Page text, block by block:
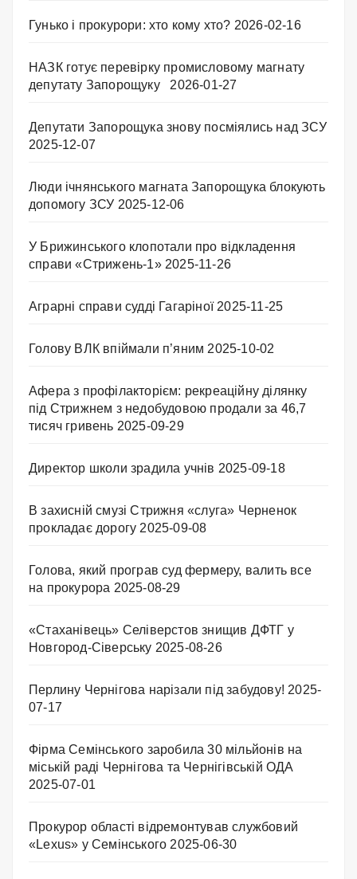
Гунько і прокурори: хто кому хто? 2026-02-16
НАЗК готує перевірку промисловому магнату
депутату Запорощуку
2026-01-27
Депутати Запорощука знову посміялись над ЗСУ
2025-12-07
Люди ічнянського магната Запорощука блокують
допомогу ЗСУ 2025-12-06
У Брижинського клопотали про відкладення
справи «Стрижень-1» 2025-11-26
Аграрні справи судді Гагаріної 2025-11-25
Голову ВЛК впіймали п’яним 2025-10-02
Афера з профілакторієм: рекреаційну ділянку
під Стрижнем з недобудовою продали за 46,7
тисяч гривень 2025-09-29
Директор школи зрадила учнів 2025-09-18
В захисній смузі Стрижня «слуга» Черненок
прокладає дорогу 2025-09-08
Голова, який програв суд фермеру, валить все
на прокурора 2025-08-29
«Стаханівець» Селіверстов знищив ДФТГ у
Новгород-Сіверську 2025-08-26
Перлину Чернігова нарізали під забудову! 2025-
07-17
Фірма Семінського заробила 30 мільйонів на
міській раді Чернігова та Чернігівській ОДА
2025-07-01
Прокурор області відремонтував службовий
«Lexus» у Семінського 2025-06-30